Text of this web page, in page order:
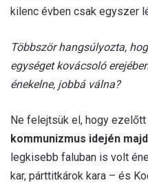
kilenc évben csak egyszer
Többször hangsúlyozta,
egységet kovácsoló
énekelne, jobbá válna?
Ne felejtsük el, hogy
kommunizmus idején
legkisebb faluban is volt
kar, párttitkárok kara – és